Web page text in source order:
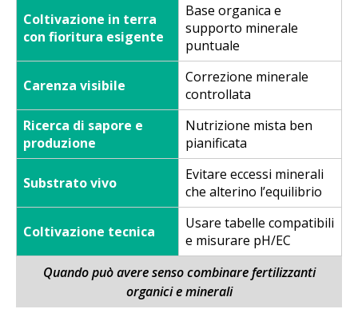
Quando può avere senso combinare fertilizzanti
organici e minerali
Coltivazione in terra
con fioritura esigente
Base organica e
supporto minerale
puntuale
Carenza visibile
Correzione minerale
controllata
Ricerca di sapore e
produzione
Nutrizione mista ben
pianificata
Substrato vivo
Evitare eccessi minerali
che alterino l’equilibrio
Coltivazione tecnica
Usare tabelle compatibili
e misurare pH/EC